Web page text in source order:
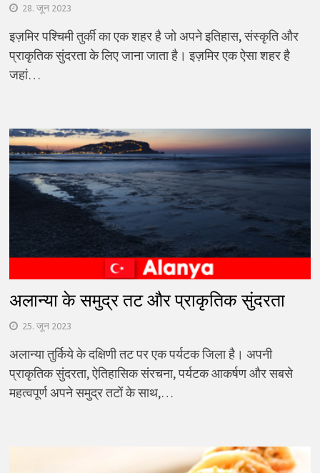
28. जून 2023
इज़मिर पश्चिमी तुर्की का एक शहर है जो अपने इतिहास, संस्कृति और
प्राकृतिक सुंदरता के लिए जाना जाता है। इज़मिर एक ऐसा शहर है
जहां…
अलान्या के समुद्र तट और प्राकृतिक सुंदरता
25. जून 2023
अलान्या तुर्किये के दक्षिणी तट पर एक पर्यटक जिला है। अपनी
प्राकृतिक सुंदरता, ऐतिहासिक संरचना, पर्यटक आकर्षण और सबसे
महत्वपूर्ण अपने समुद्र तटों के साथ,…